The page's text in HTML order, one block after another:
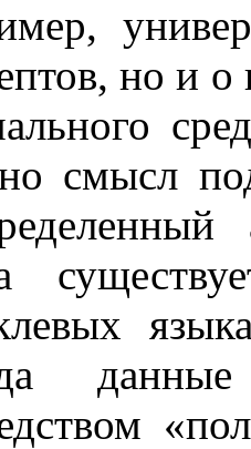
но и о
смысл